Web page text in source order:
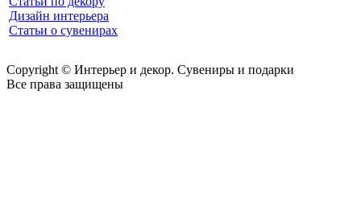
Дизайн интерьера
Статьи о сувенирах
Copyright © Интерьер и декор. Сувениры и подарки
Все права защищены